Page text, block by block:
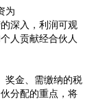
为
的深入，利润可观
人贡献经合伙人
奖金、需缴纳的税
分配的重点，将